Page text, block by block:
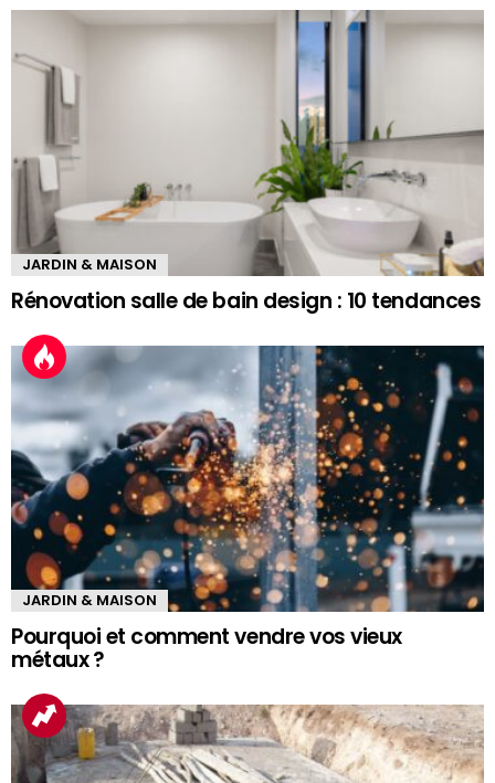
JARDIN & MAISON
Rénovation salle de bain design : 10 tendances
JARDIN & MAISON
Pourquoi et comment vendre vos vieux
métaux ?